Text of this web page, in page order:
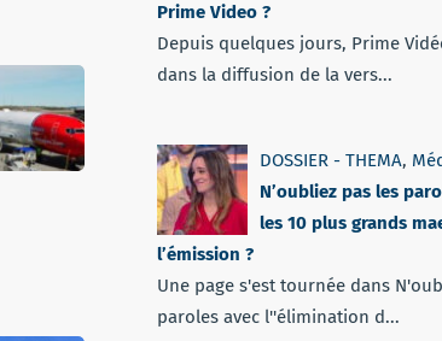
Prime Video ?
Depuis quelques jours, Prime
dans la diffusion de la vers...
DOSSIER - THEMA,
N’oubliez pas les
les 10 plus grands
l’émission ?
Une page s'est tournée dans
paroles avec l''élimination d...